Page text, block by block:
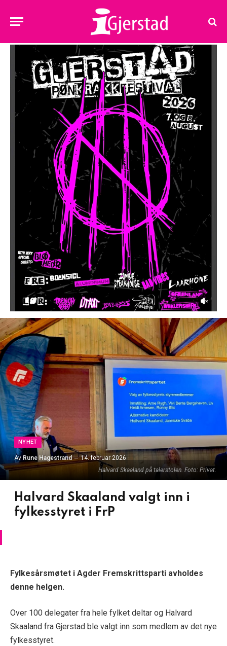
Halvard Skaaland på talerstolen. Foto: Privat.
NYHET
Av Rune Hagestrand 14. februar 2026
Halvard Skaaland valgt inn i
fylkesstyret i FrP
Fylkesårsmøtet i Agder Fremskrittsparti avholdes
denne helgen.
Over 100 delegater fra hele fylket deltar og Halvard
Skaaland fra Gjerstad ble valgt inn som medlem av det nye
fylkesstyret.